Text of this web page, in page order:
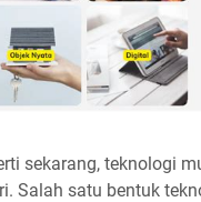
sekarang, teknologi
Salah satu bentuk